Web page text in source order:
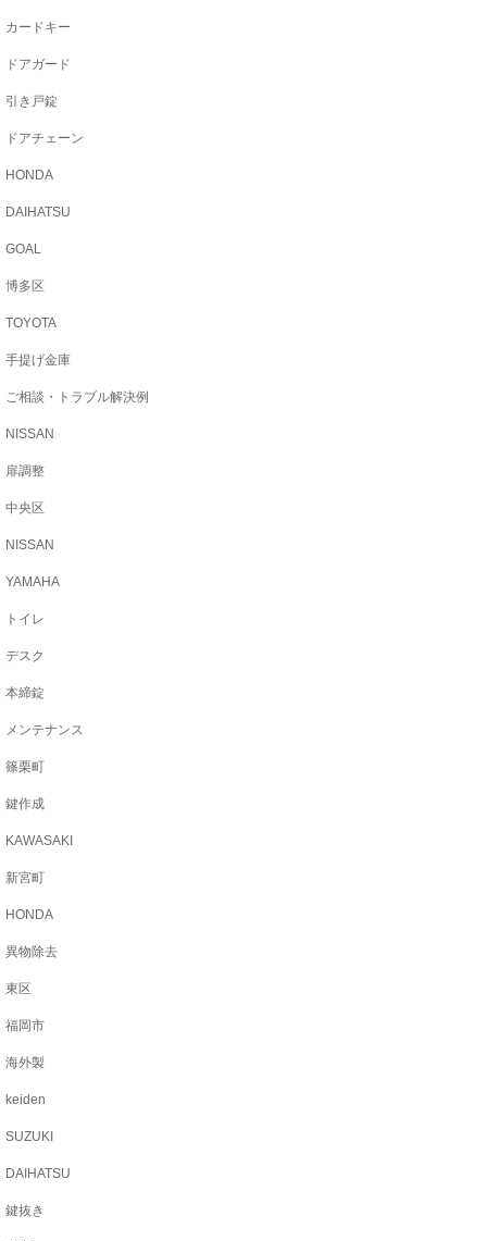
カードキー
ドアガード
引き戸錠
ドアチェーン
HONDA
DAIHATSU
GOAL
博多区
TOYOTA
手提げ金庫
ご相談・トラブル解決例
NISSAN
扉調整
中央区
NISSAN
YAMAHA
トイレ
デスク
本締錠
メンテナンス
篠栗町
鍵作成
KAWASAKI
新宮町
HONDA
異物除去
東区
福岡市
海外製
keiden
SUZUKI
DAIHATSU
鍵抜き